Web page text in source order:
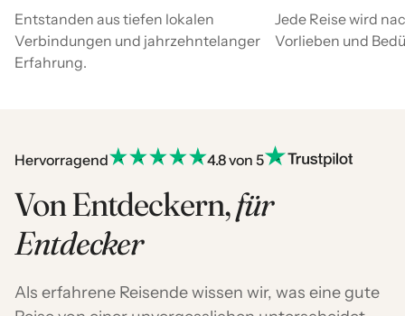
Entstanden aus tiefen lokalen
Verbindungen und jahrzehntelanger
Erfahrung.
Jede Reise wird
Vorlieben und
Hervorragend 4.8 von 5
Von Entdeckern,für
Entdecker
Als erfahrene Reisende wissen wir, was eine gute